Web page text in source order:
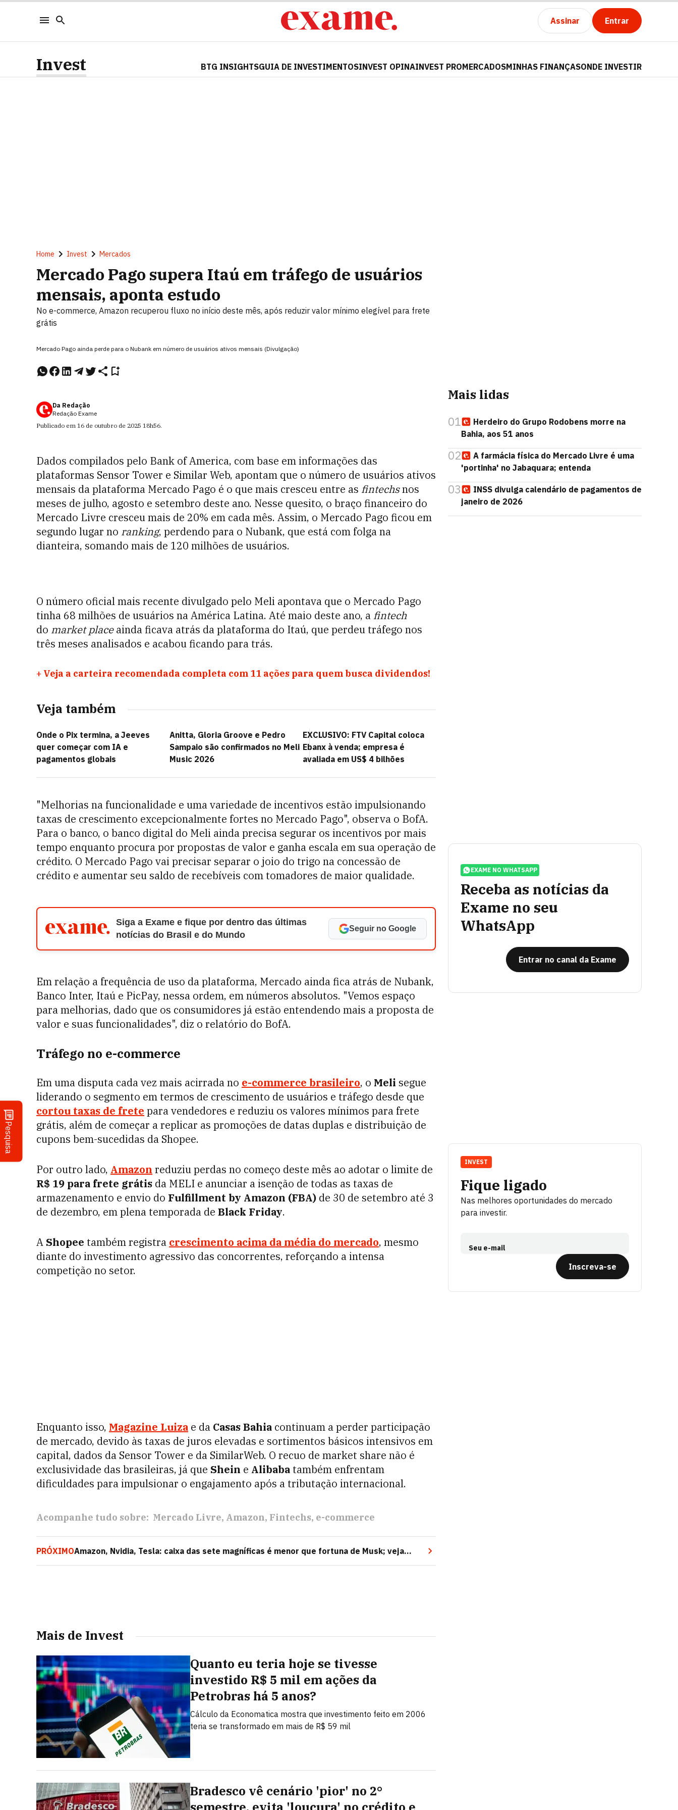
Assinar Entrar
Pesquisa
Invest BTG INSIGHTSGUIA DE INVESTIMENTOSINVEST OPINAINVEST PROMERCADOSMINHAS FINANÇASONDE INVESTIR
Home Invest Mercados
Mercado Pago supera Itaú em tráfego de usuários
mensais, aponta estudo
No e-commerce, Amazon recuperou fluxo no início deste mês, após reduzir valor mínimo elegível para frete
grátis
Mercado Pago ainda perde para o Nubank em número de usuários ativos mensais (Divulgação)
Da Redação
Redação Exame
Publicado em 16 de outubro de 2025 18h56.
Dados compilados pelo Bank of America, com base em informações das
plataformas Sensor Tower e Similar Web, apontam que o número de usuários ativos
mensais da plataforma Mercado Pago é o que mais cresceu entre as fintechsnos
meses de julho, agosto e setembro deste ano. Nesse quesito, o braço financeiro do
Mercado Livre cresceu mais de 20% em cada mês. Assim, o Mercado Pago ficou em
segundo lugar no ranking, perdendo para o Nubank, que está com folga na
dianteira, somando mais de 120 milhões de usuários.
O número oficial mais recente divulgado pelo Meli apontava que o Mercado Pago
tinha 68 milhões de usuários na América Latina. Até maio deste ano, a fintech
do market placeainda ficava atrás da plataforma do Itaú, que perdeu tráfego nos
três meses analisados e acabou ficando para trás.
+ Veja a carteira recomendada completa com 11 ações para quem busca dividendos!
Veja também
Onde o Pix termina, a Jeeves
quer começar com IA e
pagamentos globais
Anitta, Gloria Groove e Pedro
Sampaio são confirmados no Meli
Music 2026
EXCLUSIVO: FTV Capital coloca
Ebanx à venda; empresa é
avaliada em US$ 4 bilhões
"Melhorias na funcionalidade e uma variedade de incentivos estão impulsionando
taxas de crescimento excepcionalmente fortes no Mercado Pago", observa o BofA.
Para o banco, o banco digital do Meli ainda precisa segurar os incentivos por mais
tempo enquanto procura por propostas de valor e ganha escala em sua operação de
crédito. O Mercado Pago vai precisar separar o joio do trigo na concessão de
crédito e aumentar seu saldo de recebíveis com tomadores de maior qualidade.
Siga a Exame e fique por dentro das últimas
notícias do Brasil e do Mundo
Seguir no Google
Em relação a frequência de uso da plataforma, Mercado ainda fica atrás de Nubank,
Banco Inter, Itaú e PicPay, nessa ordem, em números absolutos. "Vemos espaço
para melhorias, dado que os consumidores já estão entendendo mais a proposta de
valor e suas funcionalidades", diz o relatório do BofA.
Tráfego no e-commerce
Em uma disputa cada vez mais acirrada no e-commerce brasileiro, o Meli segue
liderando o segmento em termos de crescimento de usuários e tráfego desde que
cortou taxas de frete para vendedores e reduziu os valores mínimos para frete
grátis, além de começar a replicar as promoções de datas duplas e distribuição de
cupons bem-sucedidas da Shopee.
Por outro lado, Amazon reduziu perdas no começo deste mês ao adotar o limite de
R$ 19 para frete grátis da MELI e anunciar a isenção de todas as taxas de
armazenamento e envio do Fulfillment by Amazon (FBA) de 30 de setembro até 3
de dezembro, em plena temporada de Black Friday.
A Shopee também registra crescimento acima da média do mercado, mesmo
diante do investimento agressivo das concorrentes, reforçando a intensa
competição no setor.
Enquanto isso, Magazine Luiza e da Casas Bahia continuam a perder participação
de mercado, devido às taxas de juros elevadas e sortimentos básicos intensivos em
capital, dados da Sensor Tower e da SimilarWeb. O recuo de market share não é
exclusividade das brasileiras, já que Shein e Alibaba também enfrentam
dificuldades para impulsionar o engajamento após a tributação internacional.
Acompanhe tudo sobre: Mercado Livre Amazon Fintechs e-commerce
PRÓXIMOAmazon, Nvidia, Tesla: caixa das sete magníficas é menor que fortuna de Musk; veja
valores
Mais de Invest
Quanto eu teria hoje se tivesse
investido R$ 5 mil em ações da
Petrobras há 5 anos?
Cálculo da Economatica mostra que investimento feito em 2006
teria se transformado em mais de R$ 59 mil
Bradesco vê cenário 'pior' no 2°
Mais lidas
01
Herdeiro do Grupo Rodobens morre na
Bahia, aos 51 anos
02
A farmácia física do Mercado Livre é uma
'portinha' no Jabaquara; entenda
03
INSS divulga calendário de pagamentos de
janeiro de 2026
EXAME NO WHATSAPP
Receba as notícias da
Exame no seu
WhatsApp
Entrar no canal da Exame
Fique ligado
Nas melhores oportunidades do mercado
para investir.
Seu e-mail
Inscreva-se
INVEST